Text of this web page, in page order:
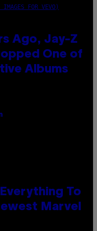
FOR VEVO)
Ago, Jay-Z
One of
Albums
To
Marvel